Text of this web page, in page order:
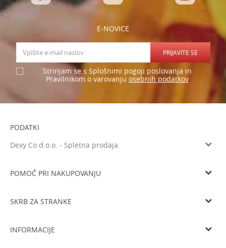
E-NOVICE
PRIJAVITE SE
Strinjam se s Splošnimi pogoji poslovanja in
Pravilnikom o varovanju osebnih podatkov
PODATKI
Dexy Co d.o.o. - Spletna prodaja
Tel: 05 933 75 21
Delovni čas
POMOČ PRI NAKUPOVANJU
SKRB ZA STRANKE
INFORMACIJE